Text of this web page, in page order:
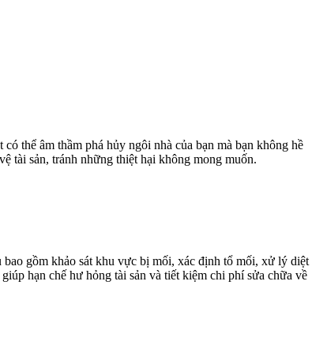
thể âm thầm phá hủy ngôi nhà của bạn mà bạn không hề
tài sản, tránh những thiệt hại không mong muốn.
gồm khảo sát khu vực bị mối, xác định tổ mối, xử lý diệt
hạn chế hư hỏng tài sản và tiết kiệm chi phí sửa chữa về